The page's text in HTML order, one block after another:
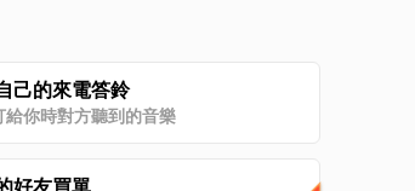
己的來電答鈴
給你時對方聽到的音樂